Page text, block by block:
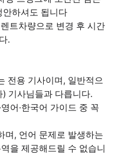
하셔도 됩니다
트차량으로 변경 후 시간
.
전용 기사이며, 일반적으
기사님들과 다릅니다.
어·한국어 가이드 중 꼭
며, 언어 문제로 발생하는
을 제공해드릴 수 없습니